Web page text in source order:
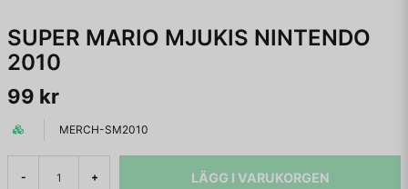
SUPER MARIO MJUKIS NINTENDO
2010
99 kr
MERCH-SM2010
- + LÄGG I VARUKORGEN